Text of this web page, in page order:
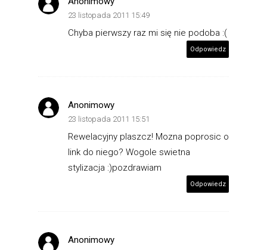
23 listopada 2011 15:49
Chyba pierwszy raz mi się nie podoba :(
Odpowiedz
Anonimowy
23 listopada 2011 15:51
Rewelacyjny plaszcz! Mozna poprosic o
link do niego? Wogole swietna
stylizacja :)pozdrawiam
Odpowiedz
Anonimowy